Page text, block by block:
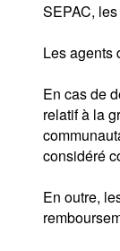
SEPAC,
Les agents
En cas de
relatif à la
considéré
En outre,